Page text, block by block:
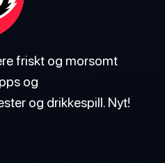
friskt og morsomt
og
og drikkespill. Nyt!